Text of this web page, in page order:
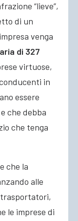
“lieve”,
di un
venga
di 327
virtuose,
in
essere
che debba
che tenga
che la
alle
le imprese di